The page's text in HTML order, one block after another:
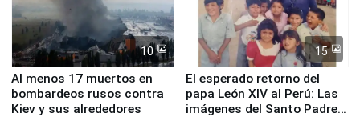
10
Al menos 17 muertos en
bombardeos rusos contra
Kiev y sus alrededores
15
El esperado retorno del
papa León XIV al Perú: Las
imágenes del Santo Padre